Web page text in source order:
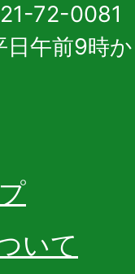
72-0081
日午前9時
いて